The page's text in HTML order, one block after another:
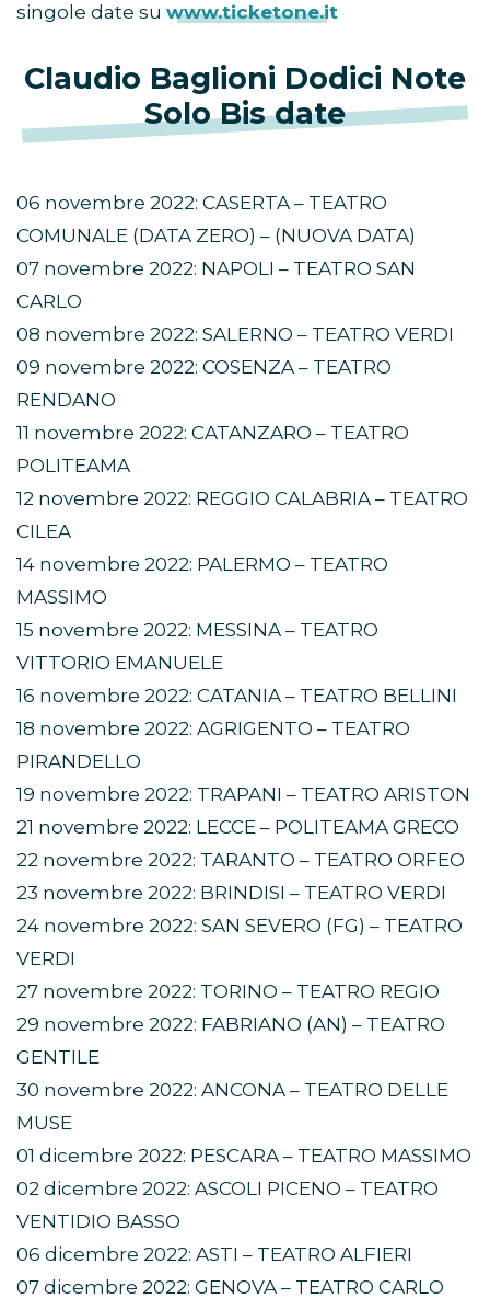
singole date su www.ticketone.it
Claudio Baglioni Dodici Note
Solo Bis date
06 novembre 2022: CASERTA – TEATRO
COMUNALE (DATA ZERO) – (NUOVA DATA)
07 novembre 2022: NAPOLI – TEATRO SAN
CARLO
08 novembre 2022: SALERNO – TEATRO VERDI
09 novembre 2022: COSENZA – TEATRO
RENDANO
11 novembre 2022: CATANZARO – TEATRO
POLITEAMA
12 novembre 2022: REGGIO CALABRIA – TEATRO
CILEA
14 novembre 2022: PALERMO – TEATRO
MASSIMO
15 novembre 2022: MESSINA – TEATRO
VITTORIO EMANUELE
16 novembre 2022: CATANIA – TEATRO BELLINI
18 novembre 2022: AGRIGENTO – TEATRO
PIRANDELLO
19 novembre 2022: TRAPANI – TEATRO ARISTON
21 novembre 2022: LECCE – POLITEAMA GRECO
22 novembre 2022: TARANTO – TEATRO ORFEO
23 novembre 2022: BRINDISI – TEATRO VERDI
24 novembre 2022: SAN SEVERO (FG) – TEATRO
VERDI
27 novembre 2022: TORINO – TEATRO REGIO
29 novembre 2022: FABRIANO (AN) – TEATRO
GENTILE
30 novembre 2022: ANCONA – TEATRO DELLE
MUSE
01 dicembre 2022: PESCARA – TEATRO MASSIMO
02 dicembre 2022: ASCOLI PICENO – TEATRO
VENTIDIO BASSO
06 dicembre 2022: ASTI – TEATRO ALFIERI
07 dicembre 2022: GENOVA – TEATRO CARLO